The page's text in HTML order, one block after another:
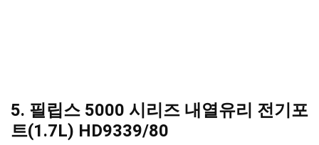
5. 필립스 5000 시리즈 내열유리 전기포
트(1.7L) HD9339/80